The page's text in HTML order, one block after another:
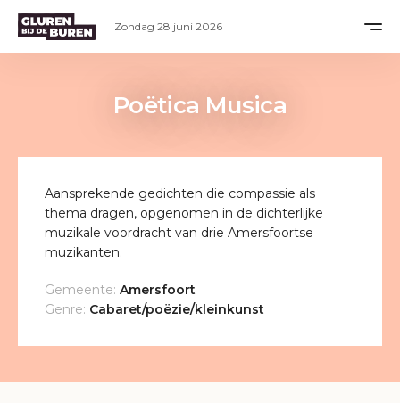
Poëtica Musica
Aansprekende gedichten die compassie als
thema dragen, opgenomen in de dichterlijke
muzikale voordracht van drie Amersfoortse
muzikanten.
Gemeente: Amersfoort
Genre: Cabaret/poëzie/kleinkunst
Zondag 28 juni 2026